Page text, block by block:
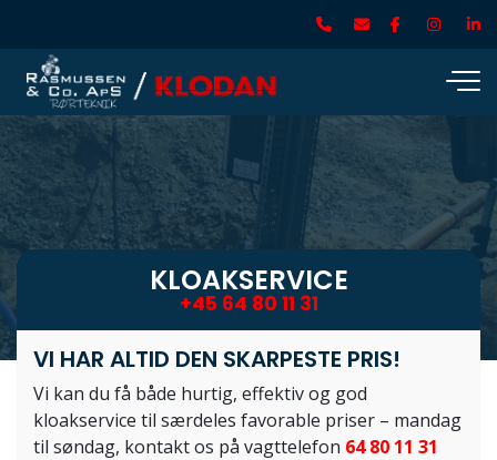
hovedindhold
KLOAKSERVICE
+45 64 80 11 31
VI HAR ALTID DEN SKARPESTE PRIS!
Vi kan du få både hurtig, effektiv og god
kloakservice til særdeles favorable priser – mandag
til søndag, kontakt os på vagttelefon 64 80 11 31